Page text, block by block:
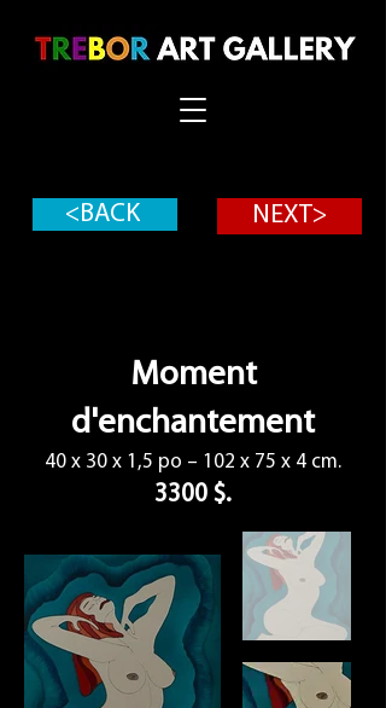
<BACK NEXT>
Moment
d'enchantement
40 x 30 x 1,5 po – 102 x 75 x 4 cm.
3300 $.